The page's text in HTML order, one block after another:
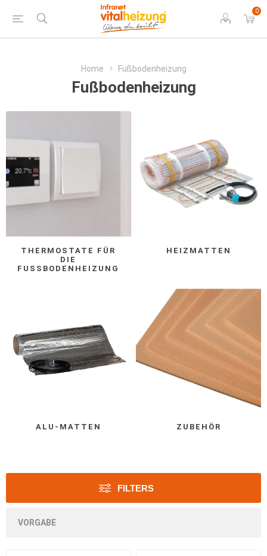
0
Home Fußbodenheizung
Fußbodenheizung
THERMOSTATE FÜR
DIE
FUSSBODENHEIZUNG
HEIZMATTEN
ALU-MATTEN ZUBEHÖR
FILTERS